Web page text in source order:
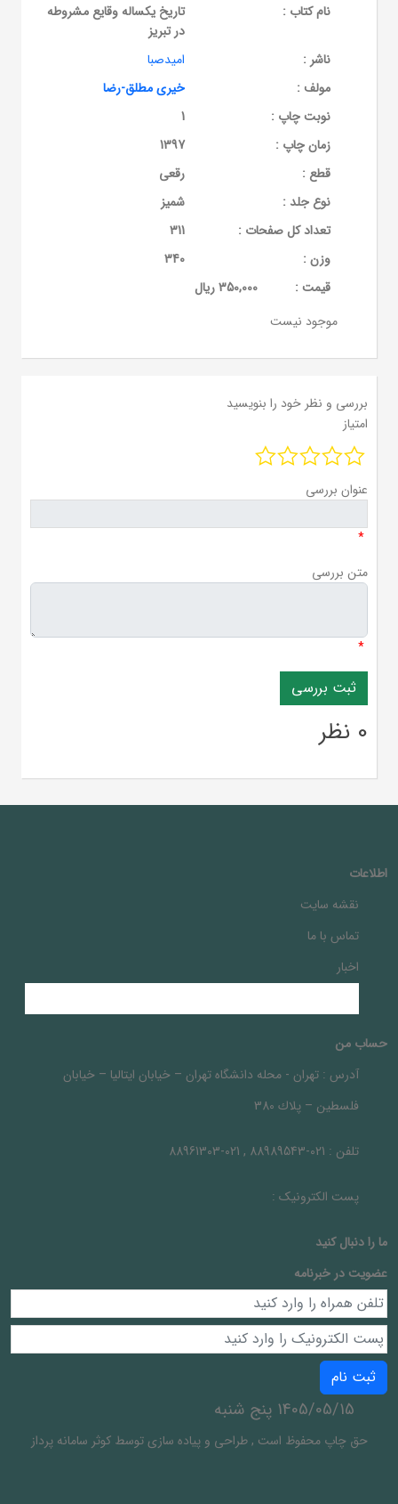
نام کتاب :
تاریخ یکساله وقایع مشروطه
در تبریز
ناشر :
امیدصبا
مولف :
خیری مطلق-رضا
نوبت چاپ :
1
زمان چاپ :
1397
قطع :
رقعی
نوع جلد :
شمیز
تعداد کل صفحات :
311
وزن :
340
قيمت :
350,000 ریال
موجود نیست
بررسی و نظر خود را بنویسید
امتیاز
عنوان بررسی
*
متن بررسی
*
0 نظر
اطلاعات
نقشه سایت
تماس با ما
اخبار
حساب من
آدرس : تهران - محله دانشگاه تهران – خيابان ايتاليا – خيابان
فلسطين – پلاك 380
تلفن : 021-88989543 , 021-88961303
پست الکترونیک :
ما را دنبال کنيد
عضویت در خبرنامه
ثبت نام
1405/05/15 پنج شنبه
حق چاپ محفوظ است ,طراحی و پیاده سازی توسطکوثر سامانه پرداز